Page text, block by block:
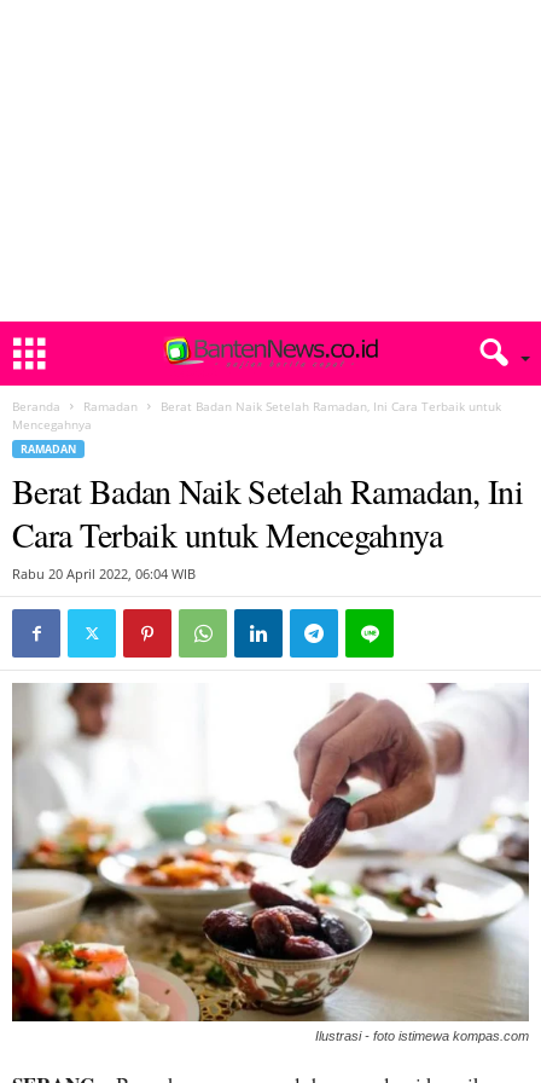
Beranda Ramadan
Berat Badan Naik Setelah Ramadan, Ini Cara Terbaik untuk
Mencegahnya
RAMADAN
Berat Badan Naik Setelah Ramadan, Ini
Cara Terbaik untuk Mencegahnya
Rabu 20 April 2022, 06:04 WIB
Ilustrasi - foto istimewa kompas.com